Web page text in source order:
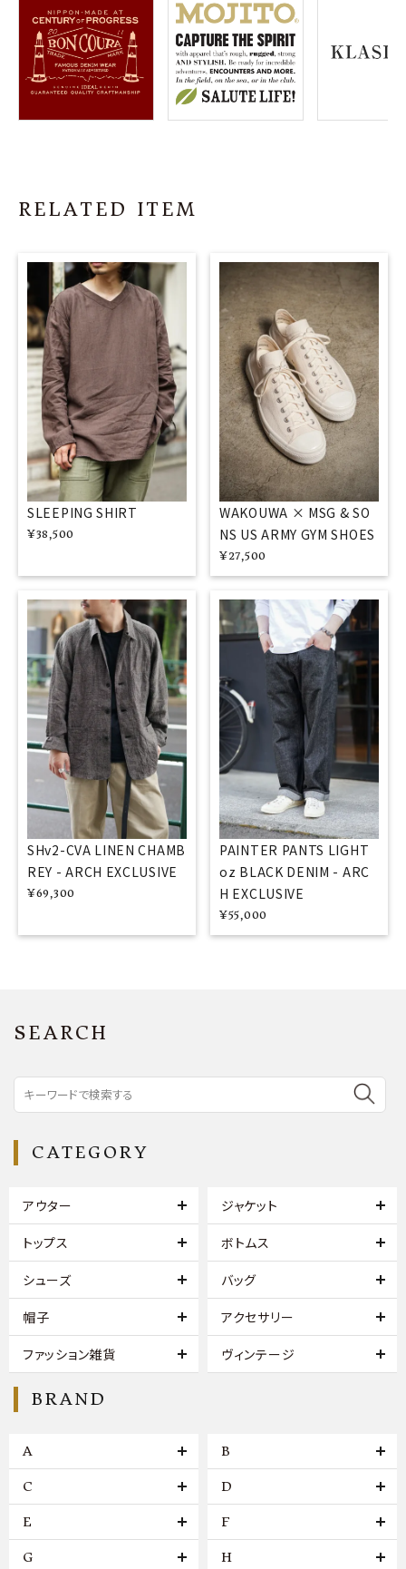
RELATED ITEM
SLEEPING SHIRT
¥38,500
WAKOUWA × MSG & SO
NS US ARMY GYM SHOES
¥27,500
SHv2-CVA LINEN CHAMB
REY - ARCH EXCLUSIVE
¥69,300
PAINTER PANTS LIGHT
oz BLACK DENIM - ARC
H EXCLUSIVE
¥55,000
SEARCH
CATEGORY
アウター ジャケット
トップス ボトムス
シューズ バッグ
帽子 アクセサリー
ファッション雑貨 ヴィンテージ
BRAND
A B
C D
E F
G H